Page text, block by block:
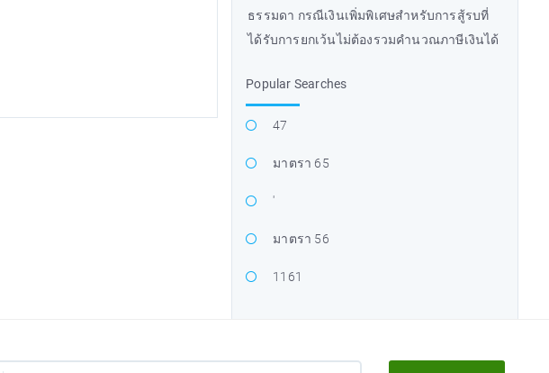
ธรรมดา กรณีเงินเพิ่มพิเศษสำหรับการสู้รบที่
ได้รับการยกเว้นไม่ต้องรวมคำนวณภาษีเงินได้
Popular Searches
47
มาตรา 65
'
มาตรา 56
1161